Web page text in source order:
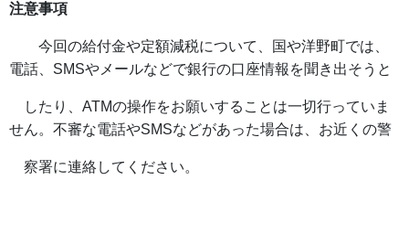
注意事項
今回の給付金や定額減税について、国や洋野町では、
電話、SMSやメールなどで銀行の口座情報を聞き出そうと
したり、ATMの操作をお願いすることは一切行っていま
せん。不審な電話やSMSなどがあった場合は、お近くの警
察署に連絡してください。